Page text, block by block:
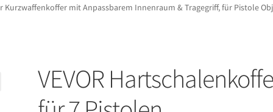
Kurzwaffenkoffer mit Anpassbarem Innenraum & Tragegriff, für Pistole
VEVOR